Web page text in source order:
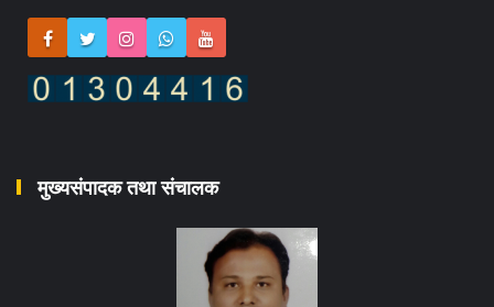
मुख्यसंपादक तथा संचालक